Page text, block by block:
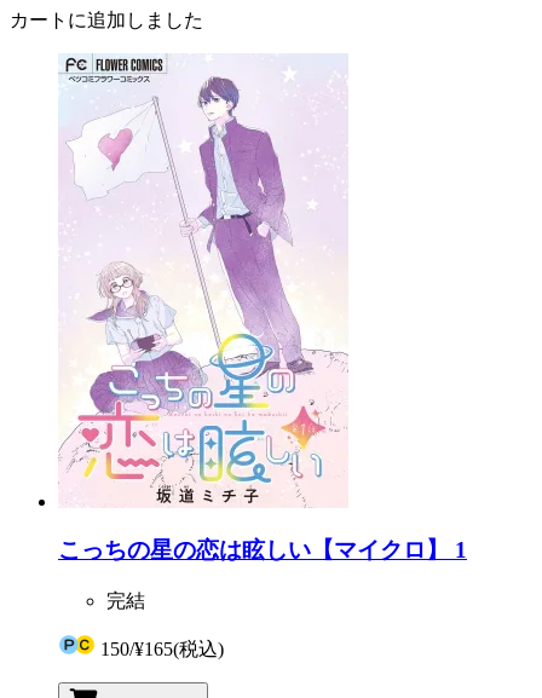
カートに追加しました
こっちの星の恋は眩しい【マイクロ】 1
完結
150/¥165(税込)